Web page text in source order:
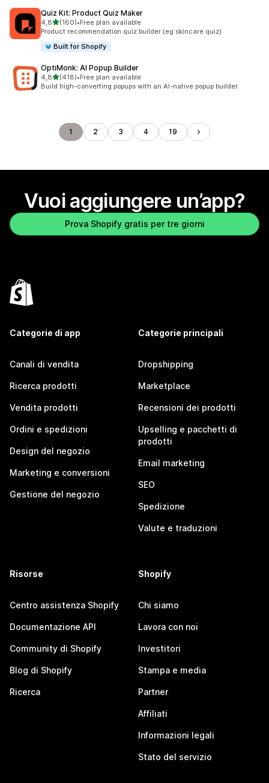
Quiz Kit: Product Quiz Maker
4,8stelle su 5
(160)
160 recensioni totali
•Free plan available
Product recommendation quiz builder (eg skincare quiz)
Built for Shopify
OptiMonk: AI Popup Builder
4,8stelle su 5
(418)
418 recensioni totali
•Free plan available
Build high-converting popups with an AI-native popup builder.
1 2 3 4 19
Vuoi aggiungere un’app?
Prova Shopify gratis per tre giorni
Categorie di app
Canali di vendita
Ricerca prodotti
Vendita prodotti
Ordini e spedizioni
Design del negozio
Marketing e conversioni
Gestione del negozio
Categorie principali
Dropshipping
Marketplace
Recensioni dei prodotti
Upselling e pacchetti di
prodotti
Email marketing
SEO
Spedizione
Valute e traduzioni
Risorse
Centro assistenza Shopify
Documentazione API
Community di Shopify
Blog di Shopify
Ricerca
Shopify
Chi siamo
Lavora con noi
Investitori
Stampa e media
Partner
Affiliati
Informazioni legali
Stato del servizio